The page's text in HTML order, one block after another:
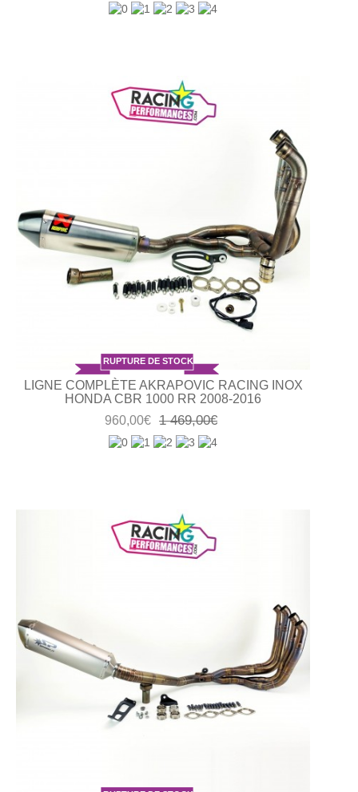
RUPTURE DE STOCK
LIGNE COMPLÈTE AKRAPOVIC RACING INOX
HONDA CBR 1000 RR 2008-2016
960,00€ 1 469,00€